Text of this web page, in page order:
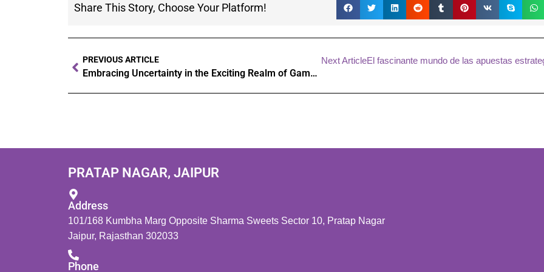
Share This Story, Choose Your Platform!
PREVIOUS ARTICLE
Embracing Uncertainty in the Exciting Realm of Gambling
Next ArticleEl fascinante mundo de las apuestas
PRATAP NAGAR, JAIPUR
Address
101/168 Kumbha Marg Opposite Sharma Sweets Sector 10, Pratap Nagar
Jaipur, Rajasthan 302033
Phone